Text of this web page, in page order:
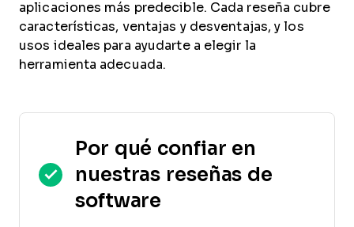
aplicaciones más predecible. Cada reseña cubre
características, ventajas y desventajas, y los
usos ideales para ayudarte a elegir la
herramienta adecuada.
Por qué confiar en
nuestras reseñas de
software